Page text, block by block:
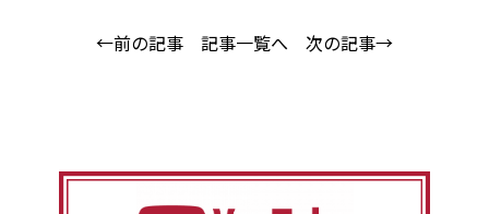
←前の記事 記事一覧へ 次の記事→